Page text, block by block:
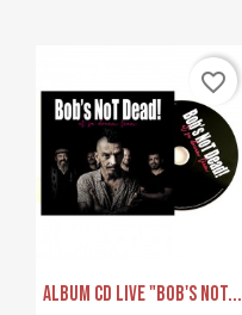
 Aperçu rapide
Album CD Live "Bob's Not...
favorite_border